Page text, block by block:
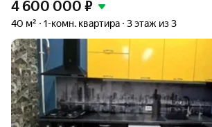
4 600 000 ₽
40 м² 1-комн. квартира 3 этаж из 3